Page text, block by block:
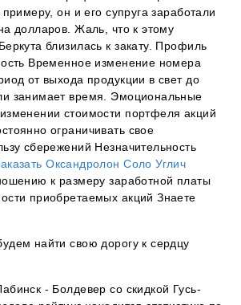
он и его супруга заработали
долларов. Жаль, что к этому
близилась к закату. Профиль
Временное изменение номера
от выхода продукции в свет до
занимает время. Эмоциональные
стоимости портфеля акций
ограничивать свое
сбережений Незначительность
Оксандролон Соло Углич
к размеру заработной платы
приобретаемых акций Знаете
найти свою дорогу к сердцу
- Болдевер со скидкой Гусь-